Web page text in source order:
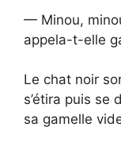
— Minou,
appela-t-elle
Le chat noir
s’étira puis se
sa gamelle